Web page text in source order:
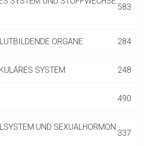
583
ORGANE 284
SYSTEM 248
490
UND SEXUALHORMON
337
der externen Web-Seite ist deren
Zur Seite